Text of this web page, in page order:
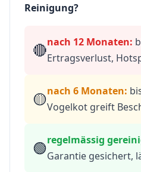
Reinigung?
🔴nach 12 Monaten:
Ertragsverlust,
🟡nach 6 Monaten:
Vogelkot greift
🟢regelmässig
Garantie gesichert,